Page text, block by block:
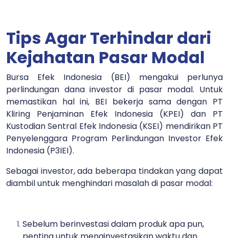
Tips Agar Terhindar dari
Kejahatan Pasar Modal
Bursa Efek Indonesia (BEI) mengakui perlunya
perlindungan dana investor di pasar modal. Untuk
memastikan hal ini, BEI bekerja sama dengan PT
Kliring Penjaminan Efek Indonesia (KPEI) dan PT
Kustodian Sentral Efek Indonesia (KSEI) mendirikan PT
Penyelenggara Program Perlindungan Investor Efek
Indonesia (P3IEI).
Sebagai investor, ada beberapa tindakan yang dapat
diambil untuk menghindari masalah di pasar modal:
Sebelum berinvestasi dalam produk apa pun,